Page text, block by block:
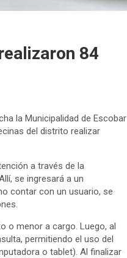
84
la Municipalidad de Escobar
del distrito realizar
a través de la
se ingresará a un
contar con un usuario, se
o menor a cargo. Luego, al
permitiendo el uso del
o tablet). Al finalizar